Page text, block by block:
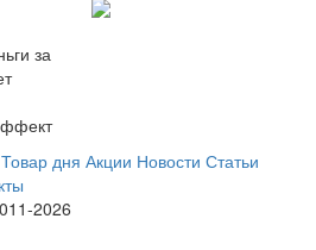
за
Товар дня Акции Новости Статьи
2026